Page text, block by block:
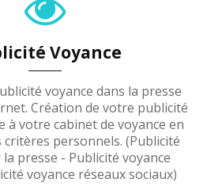
Voyance
voyance dans la presse
Création de votre publicité
à votre cabinet de voyance en
personnels. (Publicité
presse - Publicité voyance
voyance réseaux sociaux)